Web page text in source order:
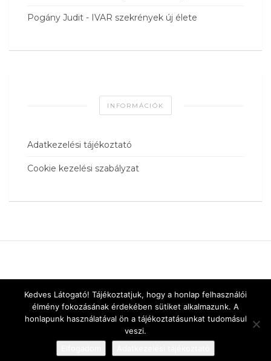
Pogány Judit - IVAR szekrények új élete
INFORMÁCIÓK
Adatkezelési tájékoztató
Cookie kezelési szabályzat
Kedves Látogató! Tájékoztatjuk, hogy a honlap felhasználói
élmény fokozásának érdekében sütiket alkalmazunk. A
honlapunk használatával ön a tájékoztatásunkat tudomásul
veszi.